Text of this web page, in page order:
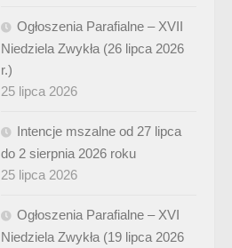
Ogłoszenia Parafialne – XVII
Niedziela Zwykła (26 lipca 2026
r.)
25 lipca 2026
Intencje mszalne od 27 lipca
do 2 sierpnia 2026 roku
25 lipca 2026
Ogłoszenia Parafialne – XVI
Niedziela Zwykła (19 lipca 2026